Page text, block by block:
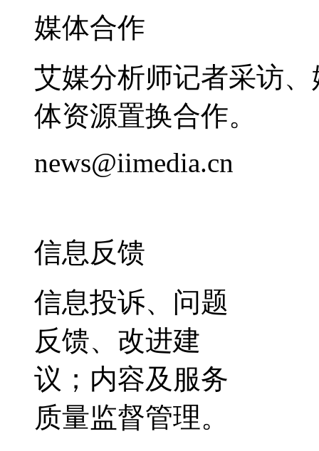
媒体合作
艾媒分析师记者采访
体资源置换合作。
news@iimedia.cn
信息反馈
信息投诉、问题
反馈、改进建
议；内容及服务
质量监督管理。